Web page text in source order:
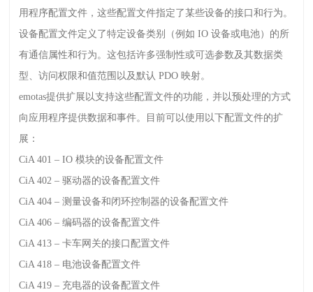
用程序配置文件，这些配置文件指定了某些设备的接口和行为。
设备配置文件定义了特定设备类别（例如IO设备或电池）的所
有通信属性和行为。这包括许多强制性或可选参数及其数据类
型、访问权限和值范围以及默认PDO 映射。
emotas提供扩展以支持这些配置文件的功能，并以预处理的方式
向应用程序提供数据和事件。目前可以使用以下配置文件的扩
展：
CiA 401–IO模块的设备配置文件
CiA 402– 驱动器的设备配置文件
CiA 404– 测量设备和闭环控制器的设备配置文件
CiA 406– 编码器的设备配置文件
CiA 413– 卡车网关的接口配置文件
CiA 418– 电池设备配置文件
CiA 419– 充电器的设备配置文件